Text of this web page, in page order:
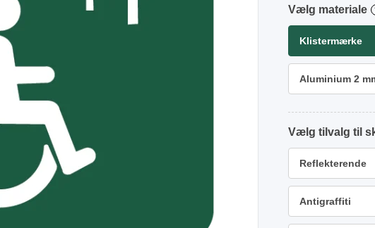
materiale
Klistermærke
Aluminium 2
tilvalg
Reflekterende
Antigraffiti